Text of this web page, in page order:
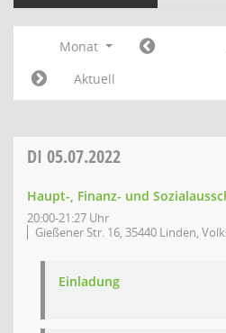
Monat
Aktuell
DI 05.07.2022
Haupt-, Finanz- und
20:00-21:27 Uhr
Gießener Str. 16, 35440 Linden,
Einladung